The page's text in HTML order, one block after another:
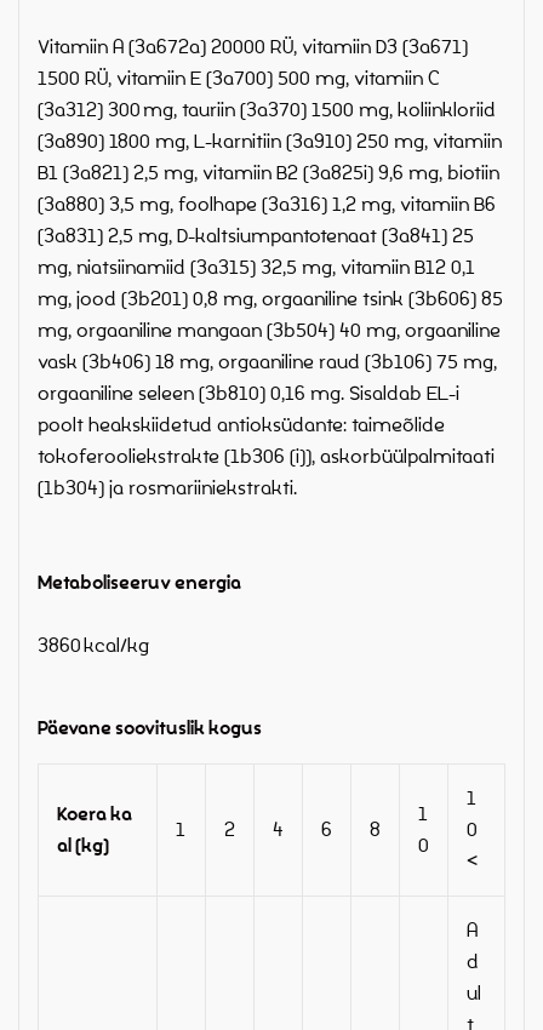
Vitamiin A (3a672a) 20000 RÜ, vitamiin D3 (3a671)
1500 RÜ, vitamiin E (3a700) 500 mg, vitamiin C
(3a312) 300 mg, tauriin (3a370) 1500 mg, koliinkloriid
(3a890) 1800 mg, L-karnitiin (3a910) 250 mg, vitamiin
B1 (3a821) 2,5 mg, vitamiin B2 (3a825i) 9,6 mg, biotiin
(3a880) 3,5 mg, foolhape (3a316) 1,2 mg, vitamiin B6
(3a831) 2,5 mg, D-kaltsiumpantotenaat (3a841) 25
mg, niatsiinamiid (3a315) 32,5 mg, vitamiin B12 0,1
mg, jood (3b201) 0,8 mg, orgaaniline tsink (3b606) 85
mg, orgaaniline mangaan (3b504) 40 mg, orgaaniline
vask (3b406) 18 mg, orgaaniline raud (3b106) 75 mg,
orgaaniline seleen (3b810) 0,16 mg. Sisaldab EL-i
poolt heakskiidetud antioksüdante: taimeõlide
tokoferooliekstrakte (1b306 (i)), askorbüülpalmitaati
(1b304) ja rosmariiniekstrakti.
Metaboliseeruv energia
3860 kcal/kg
Päevane soovituslik kogus
Koera ka
al (kg)
1 2 4 6 8
1
0
1
0
<
A
d
ul
t